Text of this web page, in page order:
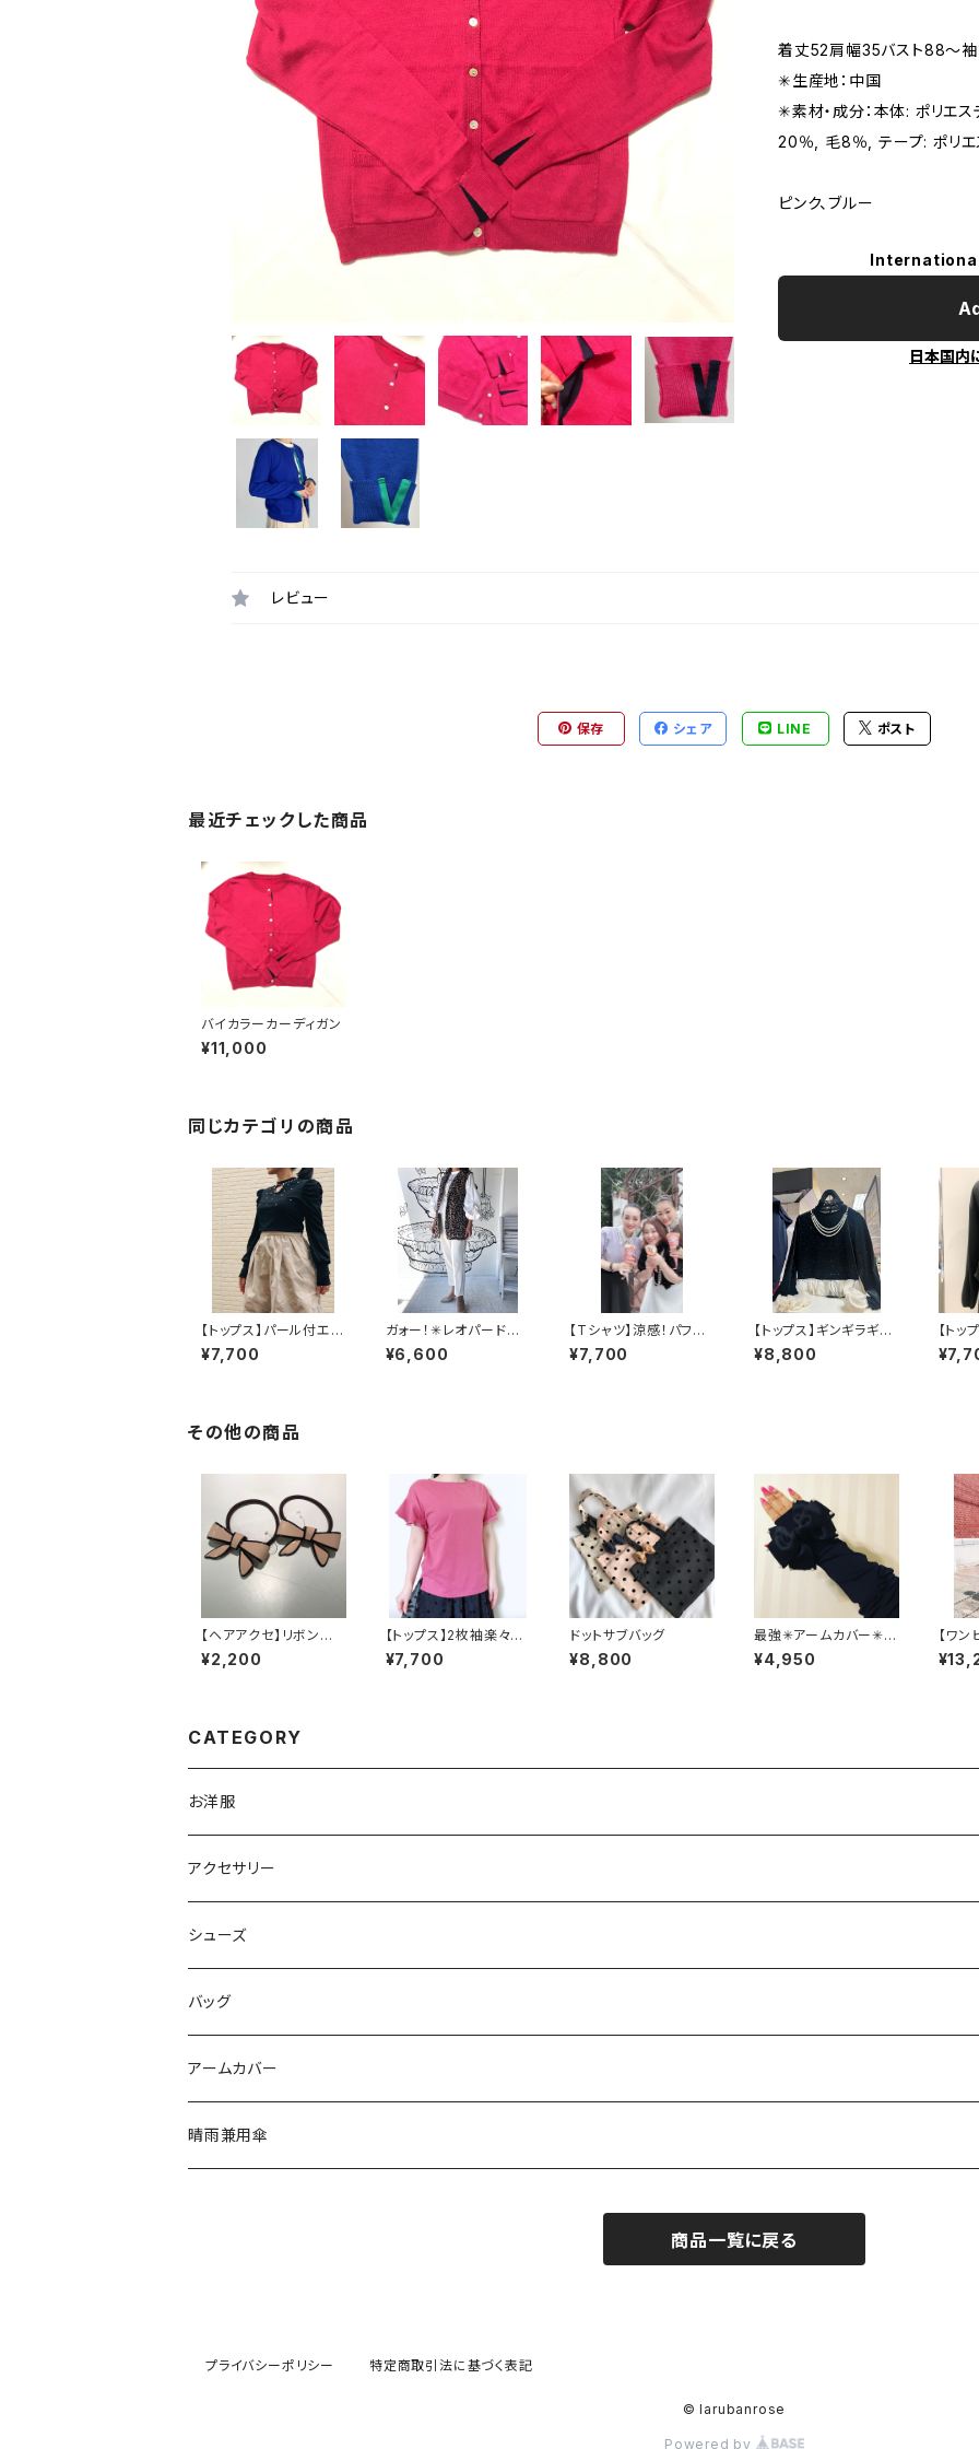
着丈52肩幅35バスト88〜
✳︎生産地：中国
✳︎素材・成分：本体: ポリエ
20％, 毛8％, テープ: ポリ
ピンク、ブルー
日本国内
レビュー
保存 シェア LINE ポスト
最近チェックした商品
バイカラーカーディガン
¥11,000
同じカテゴリの商品
【トップス】パール付エレ
ガントトップス
¥7,700
ガォー！✳︎レオパードジ
レ
¥6,600
【Tシャツ】涼感！パフス
リーブUVトップス
¥7,700
【トップス】ギンギラギン
にさりげなくベロア
¥8,800
【トッ
もち
その他の商品
【ヘアアクセ】リボンヘ
アゴム
¥2,200
【トップス】2枚袖楽々U
VTシャツ
¥7,700
ドットサブバッグ
¥8,800
最強✳︎アームカバー✳︎パ
ール
¥4,950
【ワ
アワ
CATEGORY
お洋服
トップス
ボトムス
カーディガン
ボトムス
スカート
パンツ
ワンピース
アウター
アクセサリー
ブローチ
カチューシャ
イヤリング
ピアス
シューズ
パンプス
スニーカー
バッグ
アームカバー
晴雨兼用傘
商品一覧に戻る
プライバシーポリシー 特定商取引法に基づく表記
© larubanrose
Powered by